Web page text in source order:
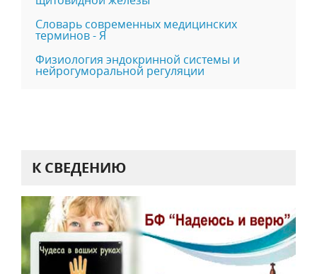
Словарь современных медицинских
терминов - Я
Физиология эндокринной системы и
нейрогуморальной регуляции
К СВЕДЕНИЮ